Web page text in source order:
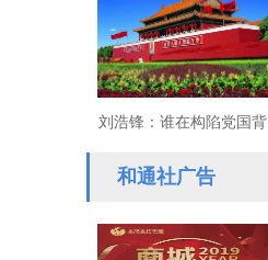
崩溃中断民族复兴征程
刘浩锋：谁在构陷党国背
离人民
和通社广告